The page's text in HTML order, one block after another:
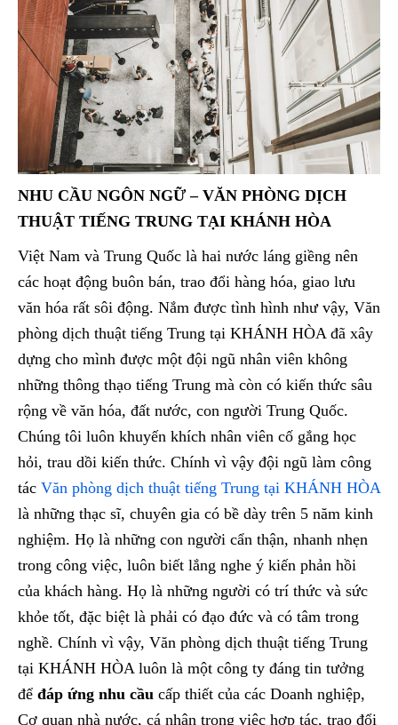
NHU CẦU NGÔN NGỮ – VĂN PHÒNG DỊCH
THUẬT TIẾNG TRUNG TẠI KHÁNH HÒA
Việt Nam và Trung Quốc là hai nước láng giềng nên
các hoạt động buôn bán, trao đổi hàng hóa, giao lưu
văn hóa rất sôi động. Nắm được tình hình như vậy, Văn
phòng dịch thuật tiếng Trung tại KHÁNH HÒA đã xây
dựng cho mình được một đội ngũ nhân viên không
những thông thạo tiếng Trung mà còn có kiến thức sâu
rộng về văn hóa, đất nước, con người Trung Quốc.
Chúng tôi luôn khuyến khích nhân viên cố gắng học
hỏi, trau dồi kiến thức. Chính vì vậy đội ngũ làm công
tác Văn phòng dịch thuật tiếng Trung tại KHÁNH HÒA
là những thạc sĩ, chuyên gia có bề dày trên 5 năm kinh
nghiệm. Họ là những con người cẩn thận, nhanh nhẹn
trong công việc, luôn biết lắng nghe ý kiến phản hồi
của khách hàng. Họ là những người có trí thức và sức
khỏe tốt, đặc biệt là phải có đạo đức và có tâm trong
nghề. Chính vì vậy, Văn phòng dịch thuật tiếng Trung
tại KHÁNH HÒA luôn là một công ty đáng tin tưởng
để đáp ứng nhu cầu cấp thiết của các Doanh nghiệp,
Cơ quan nhà nước, cá nhân trong việc hợp tác, trao đổi